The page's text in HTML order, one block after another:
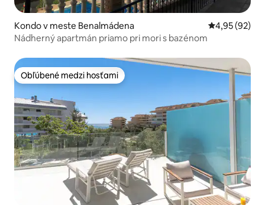
Kondo v meste Benalmádena Priemerné
4,95 (92)
Nádherný apartmán priamo pri mori s bazénom
Obľúbené medzi hosťami
Obľúbené medzi hosťami